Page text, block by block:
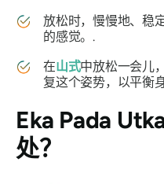
放松时，慢慢地、稳
的感觉。.
在山式中放松一会儿
复这个姿势，以平衡身
Eka Pada
处？